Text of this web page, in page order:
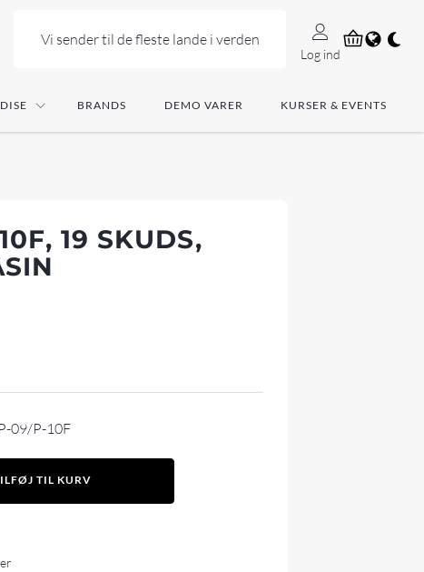
Vi sender til de fleste lande i verden
Log ind
BRANDS DEMO VARER KURSER & EVENTS
19 SKUDS,
09/P-10F
TIL KURV